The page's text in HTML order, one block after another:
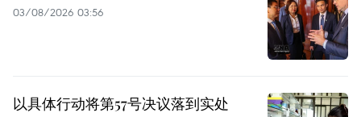
03/08/2026 03:56
以具体行动将第57号决议落到实处